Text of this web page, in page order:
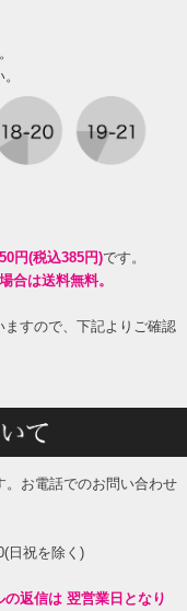
円(税込385円)です。
合は送料無料。
ますので、下記よりご確認
。お電話でのお問い合わせ
日祝を除く)
返信は 翌営業日となり